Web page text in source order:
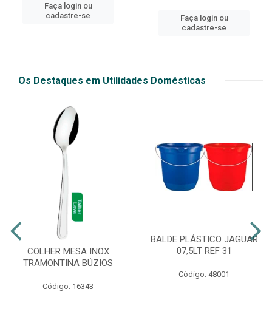
Faça login ou
cadastre-se
Faça login ou
cadastre-se
Os Destaques em Utilidades Domésticas
COLHER MESA INOX
TRAMONTINA BÚZIOS
Código: 16343
BALDE PLÁSTICO JAGUAR
07,5LT REF 31
Código: 48001